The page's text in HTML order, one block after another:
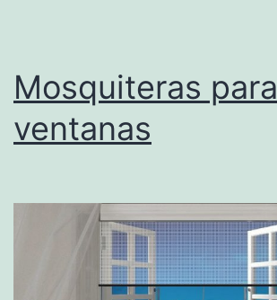
Mosquiteras para
ventanas